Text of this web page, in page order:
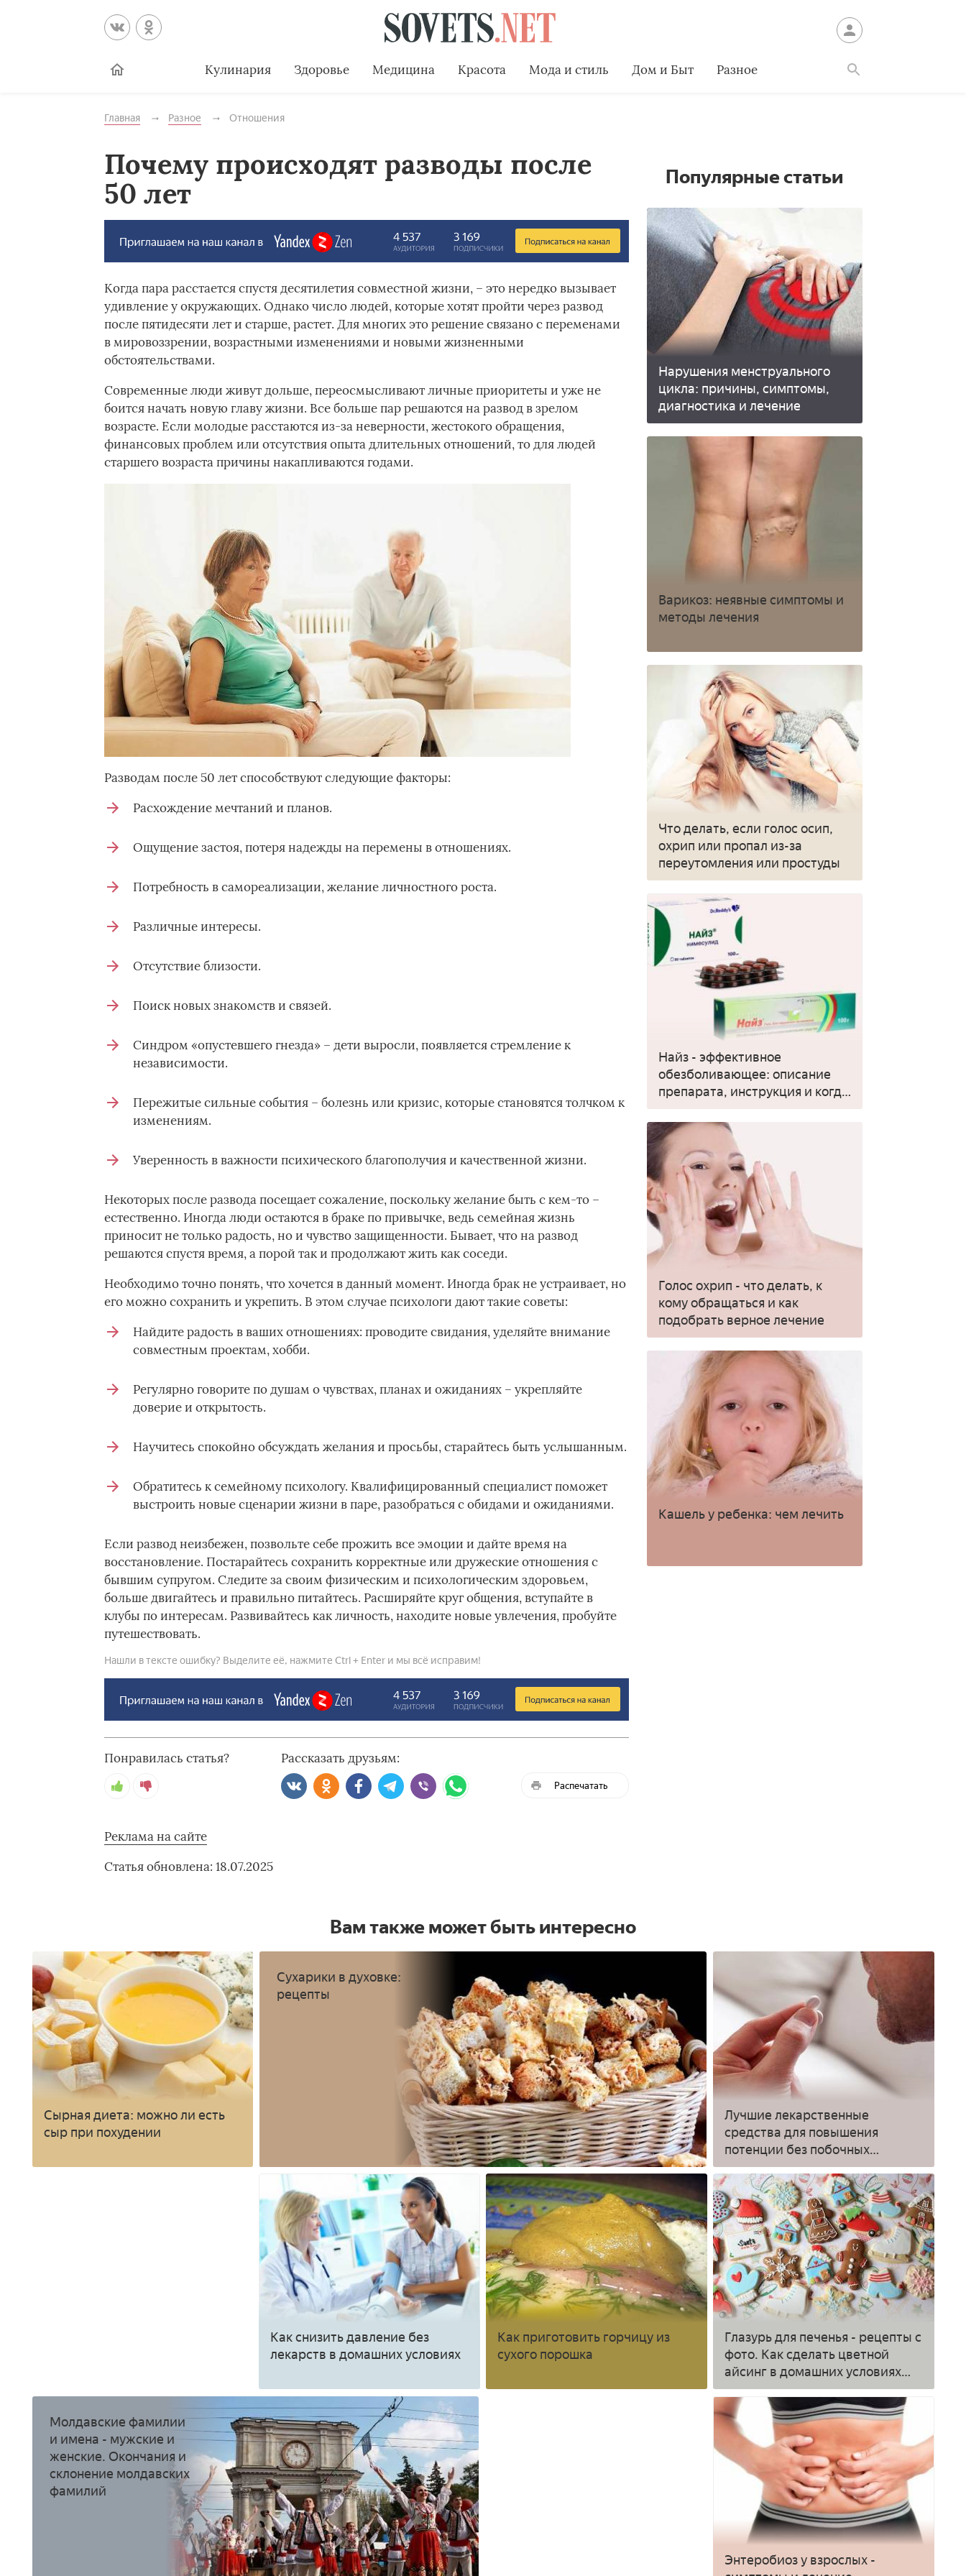
Кулинария Здоровье Медицина Красота Мода и стиль Дом и Быт Разное
Главная Разное Отношения
Почему происходят разводы после
50 лет
Когда пара расстается спустя десятилетия совместной жизни, – это нередко вызывает
удивление у окружающих. Однако число людей, которые хотят пройти через развод
после пятидесяти лет и старше, растет. Для многих это решение связано с переменами
в мировоззрении, возрастными изменениями и новыми жизненными
обстоятельствами.
Современные люди живут дольше, переосмысливают личные приоритеты и уже не
боится начать новую главу жизни. Все больше пар решаются на развод в зрелом
возрасте. Если молодые расстаются из-за неверности, жестокого обращения,
финансовых проблем или отсутствия опыта длительных отношений, то для людей
старшего возраста причины накапливаются годами.
Разводам после 50 лет способствуют следующие факторы:
Расхождение мечтаний и планов.
Ощущение застоя, потеря надежды на перемены в отношениях.
Потребность в самореализации, желание личностного роста.
Различные интересы.
Отсутствие близости.
Поиск новых знакомств и связей.
Синдром «опустевшего гнезда» – дети выросли, появляется стремление к
независимости.
Пережитые сильные события – болезнь или кризис, которые становятся толчком к
изменениям.
Уверенность в важности психического благополучия и качественной жизни.
Некоторых после развода посещает сожаление, поскольку желание быть с кем-то –
естественно. Иногда люди остаются в браке по привычке, ведь семейная жизнь
приносит не только радость, но и чувство защищенности. Бывает, что на развод
решаются спустя время, а порой так и продолжают жить как соседи.
Необходимо точно понять, что хочется в данный момент. Иногда брак не устраивает, но
его можно сохранить и укрепить. В этом случае психологи дают такие советы:
Найдите радость в ваших отношениях: проводите свидания, уделяйте внимание
совместным проектам, хобби.
Регулярно говорите по душам о чувствах, планах и ожиданиях – укрепляйте
доверие и открытость.
Научитесь спокойно обсуждать желания и просьбы, старайтесь быть услышанным.
Обратитесь к семейному психологу. Квалифицированный специалист поможет
выстроить новые сценарии жизни в паре, разобраться с обидами и ожиданиями.
Если развод неизбежен, позвольте себе прожить все эмоции и дайте время на
восстановление. Постарайтесь сохранить корректные или дружеские отношения с
бывшим супругом. Следите за своим физическим и психологическим здоровьем,
больше двигайтесь и правильно питайтесь. Расширяйте круг общения, вступайте в
клубы по интересам. Развивайтесь как личность, находите новые увлечения, пробуйте
путешествовать.
Нашли в тексте ошибку? Выделите её, нажмите Ctrl + Enter и мы всё исправим!
Понравилась статья? Рассказать друзьям:
Распечатать
Реклама на сайте
Статья обновлена: 18.07.2025
Популярные статьи
Нарушения менструального
цикла: причины, симптомы,
диагностика и лечение
Варикоз: неявные симптомы и
методы лечения
Что делать, если голос осип,
охрип или пропал из-за
переутомления или простуды
Найз - эффективное
обезболивающее: описание
препарата, инструкция и когда
применять
Голос охрип - что делать, к
кому обращаться и как
подобрать верное лечение
Кашель у ребенка: чем лечить
Вам также может быть интересно
Сырная диета: можно ли есть
сыр при похудении
Сухарики в духовке:
рецепты
Лучшие лекарственные
средства для повышения
потенции без побочных
действий - список, описание и
цена
Как снизить давление без
лекарств в домашних условиях
Как приготовить горчицу из
сухого порошка
Глазурь для печенья - рецепты с
фото. Как сделать цветной
айсинг в домашних условиях
пошагово
Молдавские фамилии
и имена - мужские и
женские. Окончания и
склонение молдавских
фамилий
Энтеробиоз у взрослых -